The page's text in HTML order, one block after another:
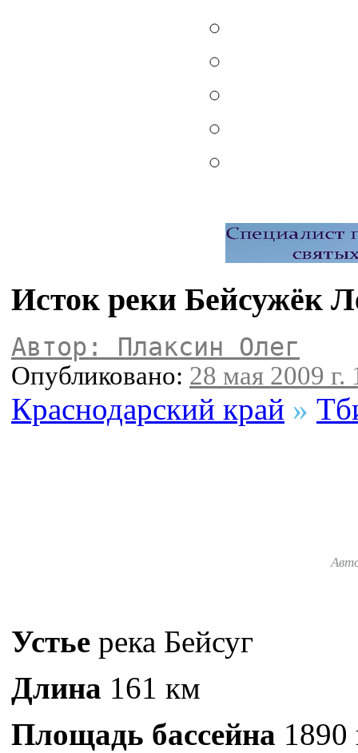
Исток реки Бейсужёк
Автор: Плаксин Олег
Опубликовано: 28 мая 2009 г.
Краснодарский край »
Устье река Бейсуг
Длина 161 км
Площадь бассейна 1890